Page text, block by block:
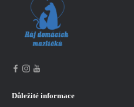
Důležité informace